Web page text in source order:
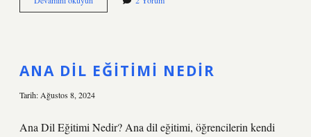
ve
ANA DIL EĞITIMI NEDIR
Tarih: Ağustos 8, 2024
Ana Dil Eğitimi Nedir? Ana dil eğitimi, öğrencilerin kendi